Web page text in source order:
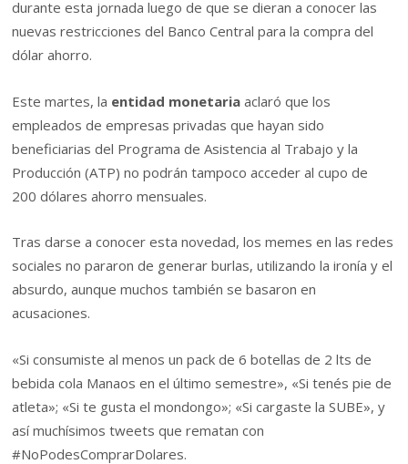
durante esta jornada luego de que se dieran a conocer las
nuevas restricciones del Banco Central para la compra del
dólar ahorro.
Este martes, la entidad monetaria aclaró que los
empleados de empresas privadas que hayan sido
beneficiarias del Programa de Asistencia al Trabajo y la
Producción (ATP) no podrán tampoco acceder al cupo de
200 dólares ahorro mensuales.
Tras darse a conocer esta novedad, los memes en las redes
sociales no pararon de generar burlas, utilizando la ironía y el
absurdo, aunque muchos también se basaron en
acusaciones.
«Si consumiste al menos un pack de 6 botellas de 2 lts de
bebida cola Manaos en el último semestre», «Si tenés pie de
atleta»; «Si te gusta el mondongo»; «Si cargaste la SUBE», y
así muchísimos tweets que rematan con
#NoPodesComprarDolares.